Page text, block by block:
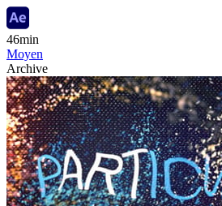
46min
Moyen
Archive